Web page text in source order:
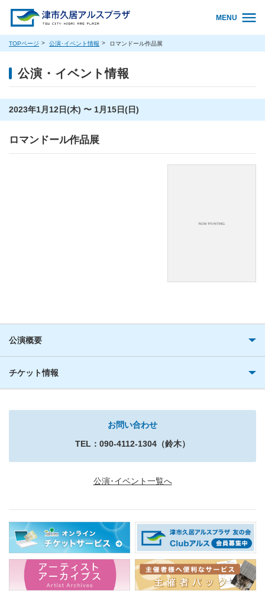
MENU
TOPページ 公演･イベント情報 ロマンドール作品展
公演・イベント情報
2023年1月12日(木) 〜 1月15日(日)
ロマンドール作品展
公演概要
チケット情報
お問い合わせ
TEL：090-4112-1304（鈴木）
公演･イベント一覧へ